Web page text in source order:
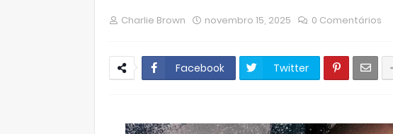
Charlie Brown novembro 15, 2025 0 Comentários
Facebook Twitter